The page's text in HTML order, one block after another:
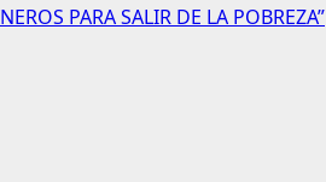
PARA SALIR DE LA POBREZA”